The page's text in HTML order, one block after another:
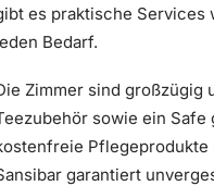
es praktische Services
Bedarf.
Zimmer sind großzügig
sowie ein Safe
Pflegeprodukte
garantiert